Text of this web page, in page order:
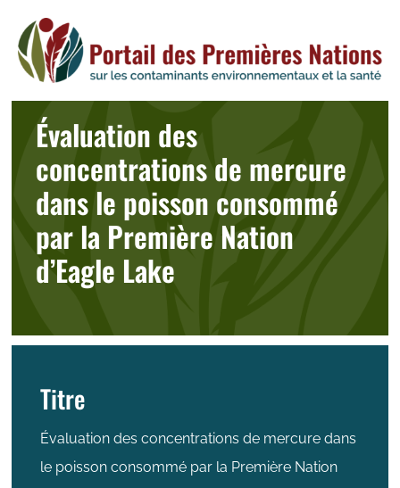
content
Évaluation des
concentrations de mercure
dans le poisson consommé
par la Première Nation
d’Eagle Lake
Titre
Évaluation des concentrations de mercure dans
le poisson consommé par la Première Nation